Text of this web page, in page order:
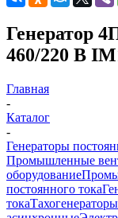
Генератор
460/220 В
Главная
-
Каталог
-
Генераторы
Промышленные
оборудование
постоянного тока
токаТахогенераторы